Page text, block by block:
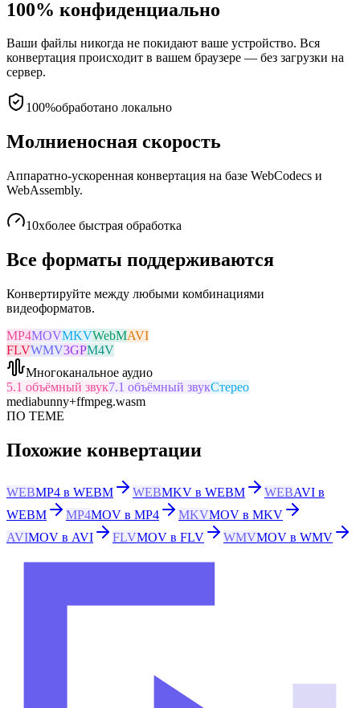
100% конфиденциально
Ваши файлы никогда не покидают ваше устройство. Вся
конвертация происходит в вашем браузере — без загрузки на
сервер.
100%обработано локально
Молниеносная скорость
Аппаратно-ускоренная конвертация на базе WebCodecs и
WebAssembly.
10xболее быстрая обработка
Все форматы поддерживаются
Конвертируйте между любыми комбинациями
видеоформатов.
MP4MOVMKVWebMAVI
FLVWMV3GPM4V
Многоканальное аудио
5.1 объёмный звук7.1 объёмный звукСтерео
mediabunny+ffmpeg.wasm
ПО ТЕМЕ
Похожие конвертации
WEBMP4 в WEBM WEBMKV в WEBM WEBAVI в
WEBM
MP4MOV в MP4 MKVMOV в MKV
AVIMOV в AVI FLVMOV в FLV WMVMOV в WMV